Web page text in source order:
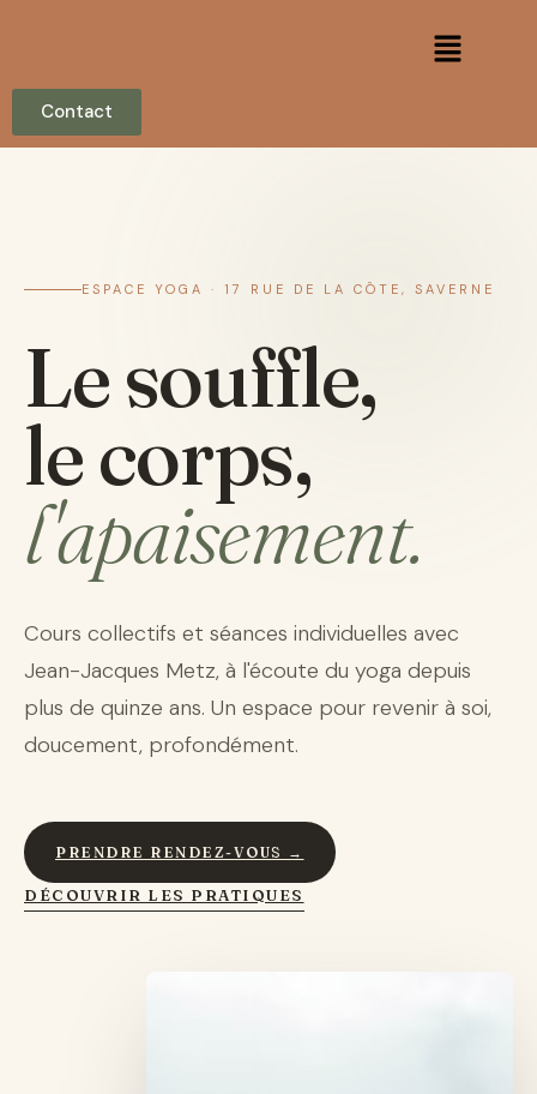
Contact
ESPACE YOGA · 17 RUE DE LA CÔTE, SAVERNE
Le souffle,
le corps,
l'apaisement.
Cours collectifs et séances individuelles avec
Jean-Jacques Metz, à l'écoute du yoga depuis
plus de quinze ans. Un espace pour revenir à soi,
doucement, profondément.
PRENDRE RENDEZ-VOUS →
DÉCOUVRIR LES PRATIQUES